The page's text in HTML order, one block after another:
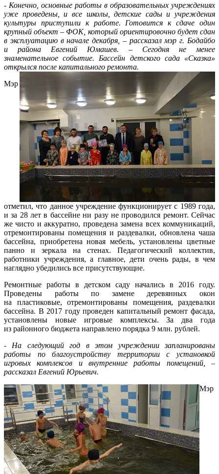
- Конечно, основные работы в образовательных учреждениях
уже проведены, и все школы, детские сады и учреждения
культуры приступили к работе. Готовится к сдаче один
крупный объект – ФОК, который ориентировочно будет сдан
в эксплуатацию в начале декабря, – рассказал мэр г. Бодайбо
и района Евгений Юмашев.
– Сегодня не менее
знаменательное событие. Бассейн детского сада «Сказка»
открылся после капитального ремонта.
Мэр
отметил, что данное учреждение функционирует с 1989 года,
и за 28 лет в бассейне ни разу не проводился ремонт. Сейчас
же чисто и аккуратно, проведена замена всех коммуникаций,
отремонтированы помещения и раздевалки, обновлена чаша
бассейна, приобретена новая мебель, установлены цветные
панно и зеркала на стенах. Педагогический коллектив,
работники учреждения, а главное, дети очень рады, в чем
наглядно убедились все присутствующие.
Ремонтные работы в детском саду начались в 2016 году.
Проведены работы по замене деревянных окон
на пластиковые, отремонтированы помещения, раздевалки
бассейна. В 2017 году проведен капитальный ремонт фасада,
установлены новые игровые комплексы. За два года
из районного бюджета направлено порядка 9 млн. рублей.
- На следующий год в этом учреждении запланированы
работы по благоустройству территории с установкой
игровых комплексов и внутренние работы помещений, –
рассказал Евгений Юрьевич.
Мэр